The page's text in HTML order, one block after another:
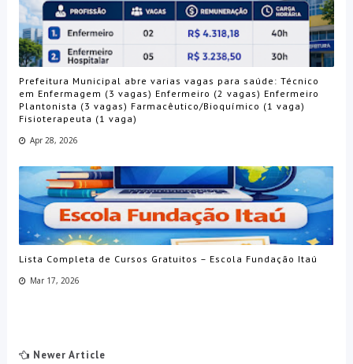
Prefeitura Municipal abre varias vagas para saúde: Técnico
em Enfermagem (3 vagas) Enfermeiro (2 vagas) Enfermeiro
Plantonista (3 vagas) Farmacêutico/Bioquímico (1 vaga)
Fisioterapeuta (1 vaga)
Apr 28, 2026
Lista Completa de Cursos Gratuitos – Escola Fundação Itaú
Mar 17, 2026
Newer Article